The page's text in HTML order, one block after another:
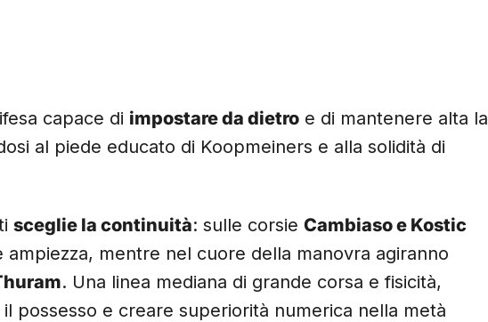
capace di impostare da dietro e di mantenere alta la
al piede educato di Koopmeiners e alla solidità di
sceglie la continuità: sulle corsie Cambiaso e Kostic
ampiezza, mentre nel cuore della manovra agiranno
. Una linea mediana di grande corsa e fisicità,
possesso e creare superiorità numerica nella metà